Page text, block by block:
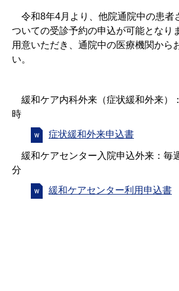
令和8年4月より、他院通院中の患者
ついての受診予約の申込が可能となり
用意いただき、通院中の医療機関から
い。
緩和ケア内科外来（症状緩和外来）
時
症状緩和外来申込書
緩和ケアセンター入院申込外来：毎
分
緩和ケアセンター利用申込書